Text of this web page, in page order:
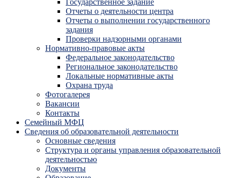
Государственное задание
Отчеты о деятельности центра
Отчеты о выполнении государственного
задания
Проверки надзорными органами
Нормативно-правовые акты
Федеральное законодательство
Региональное законодательство
Локальные нормативные акты
Охрана труда
Фотогалерея
Вакансии
Контакты
Семейный МФЦ
Сведения об образовательной деятельности
Основные сведения
Структура и органы управления образовательной
деятельностью
Документы